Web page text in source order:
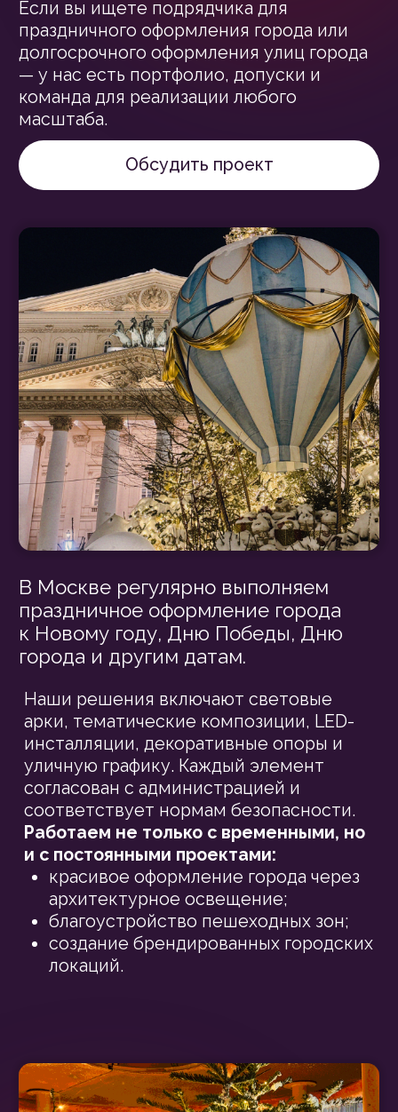
Наши решения включают световые
арки, тематические композиции, LED-
инсталляции, декоративные опоры и
уличную графику. Каждый элемент
согласован с администрацией и
соответствует нормам безопасности.
Работаем не только с временными, но
архитектурное освещение;
НОВОГОДНИЕ ПРАЗДНИКИ
концепцию— учитываем
архитектурный облик и
специфику каждой локации,
чтобы оформление органично
вписалось в городской ландшафт.
Продумываем световое
декоративные гирлянды,
эффектные уличные фонари и
впечатляющие световые
инсталляции. Создаём игру
света, которая оживит городские
пространства в тёмное время
суток и задаст праздничное
настроение.
Организуем праздничные
зоны—используем новогодние
украшения, фотозоны,
тематические инсталляции,
чтобы каждое событие стало
незабываемым.
Смотреть проекты